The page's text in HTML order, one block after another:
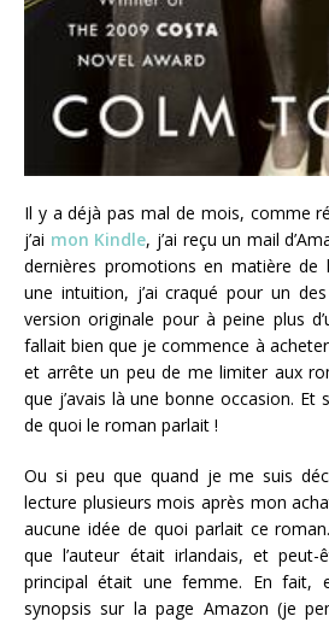
Il y a déjà pas mal de mois, comme
j’ai mon Kindle, j’ai reçu un mail
dernières promotions en matière de
une intuition, j’ai craqué pour un
version originale pour à peine plus
fallait bien que je commence à
et arrête un peu de me limiter aux
que j’avais là une bonne occasion. Et
de quoi le roman parlait !
Ou si peu que quand je me suis
lecture plusieurs mois après mon
aucune idée de quoi parlait ce
que l’auteur était irlandais, et peut-
principal était une femme. En fait,
synopsis sur la page Amazon (je